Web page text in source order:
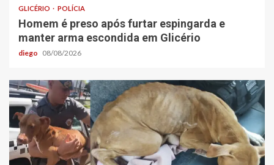
GLICÉRIO POLÍCIA
Homem é preso após furtar espingarda e
manter arma escondida em Glicério
diego 08/08/2026